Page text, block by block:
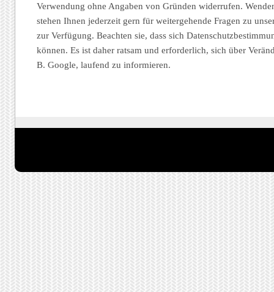
Verwendung ohne Angaben von Gründen widerrufen.
stehen Ihnen jederzeit gern für weitergehende Fragen zu
zur Verfügung. Beachten sie, dass sich
können. Es ist daher ratsam und erforderlich, sich über
B. Google, laufend zu informieren.